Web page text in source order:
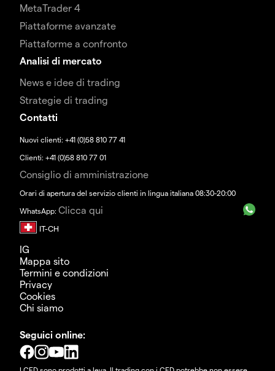
MetaTrader 4
Piattaforme avanzate
Piattaforme a confronto
Analisi di mercato
News e idee di trading
Strategie di trading
Contatti
Nuovi clienti: +41 (0)58 810 77 41
Clienti: +41 (0)58 810 77 01
Consiglio di amministrazione
Orari di apertura del servizio clienti in lingua italiana 08:30-20:00
WhatsApp: Clicca qui
IG
Mappa sito
Termini e condizioni
Privacy
Cookies
Chi siamo
Seguici online: